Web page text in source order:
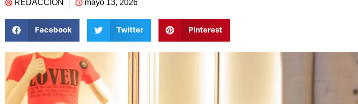
REDACCIÓN mayo 13, 2026
Facebook Twitter Pinterest